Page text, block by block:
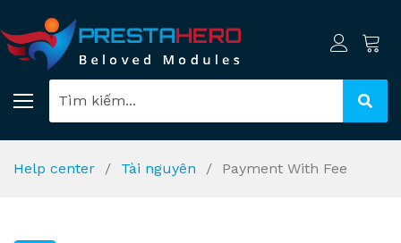
Help center Tài nguyên Payment With Fee